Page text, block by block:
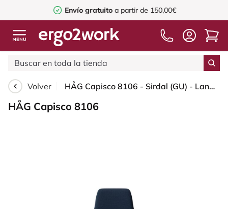
Envío gratuitoa partir de 150,00€
Volver HÅG Capisco 8106 - Sirdal (GU) - Lana - SRD780 Dark blue - Moss Grey - 265 mm (seat height 53-79cm) - Soft castors for hard floors
HÅG Capisco 8106